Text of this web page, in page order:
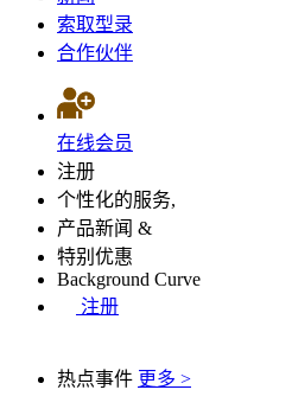
索取型录
合作伙伴
在线会员
注册
个性化的服务,
产品新闻 &
特别优惠
Background Curve
注册
热点事件 更多 >